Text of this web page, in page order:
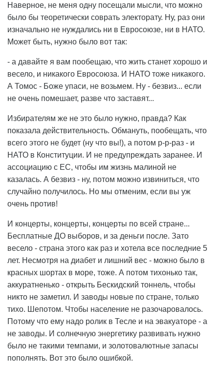
Наверное, не меня одну посещали мысли, что можно
было бы теоретически соврать электорату. Ну, раз они
изначально не нуждались ни в Евросоюзе, ни в НАТО.
Может быть, нужно было вот так:
- а давайте я вам пообещаю, что жить станет хорошо и
весело, и никакого Евросоюза. И НАТО тоже никакого.
А Томос - Боже упаси, не возьмем. Ну - безвиз... если
не очень помешает, разве что заставят...
Избирателям же не это было нужно, правда? Как
показала действительность. Обмануть, пообещать, что
всего этого не будет (ну что вы!), а потом р-р-раз - и
НАТО в Конституции. И не предупреждать заранее. И
ассоциацию с ЕС, чтобы им жизнь малиной не
казалась. А безвиз - ну, потом можно извиниться, что
случайно получилось. Но мы отменим, если вы уж
очень против!
И концерты, концерты, концерты по всей стране...
Бесплатные ДО выборов, и за деньги после. Зато
весело - страна этого как раз и хотела все последние 5
лет. Несмотря на диабет и лишний вес - можно было в
красных шортах в море, тоже. А потом тихонько так,
аккуратненько - открыть Бескидский тоннель, чтобы
никто не заметил. И заводы новые по стране, только
тихо. Шепотом. Чтобы население не разочаровалось.
Потому что ему надо ролик в Тесле и на эвакуаторе - а
не заводы. И солнечную энергетику развивать нужно
было не такими темпами, и золотовалютные запасы
пополнять. Вот это было ошибкой.